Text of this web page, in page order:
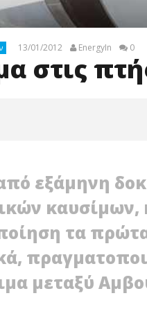
13/01/2012 EnergyIn 0
στις
της
Βιοκαύσιμα:
εξάμηνη
τα
μεταξύ